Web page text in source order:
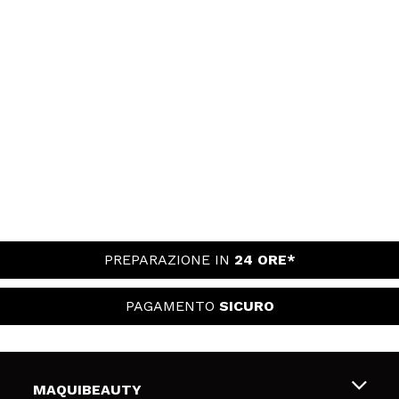
PREPARAZIONE IN 24 ORE*
PAGAMENTO SICURO
MAQUIBEAUTY